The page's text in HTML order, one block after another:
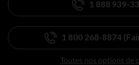
1 888 939-
1 800 268-8874
Toutes nos options de